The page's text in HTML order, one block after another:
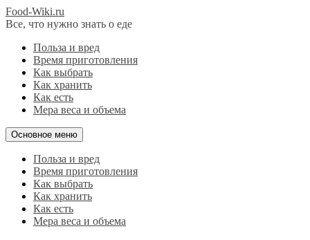
Food-Wiki.ru
Все, что нужно знать о еде
Польза и вред
Время приготовления
Как выбрать
Как хранить
Как есть
Мера веса и объема
Основное меню
Польза и вред
Время приготовления
Как выбрать
Как хранить
Как есть
Мера веса и объема